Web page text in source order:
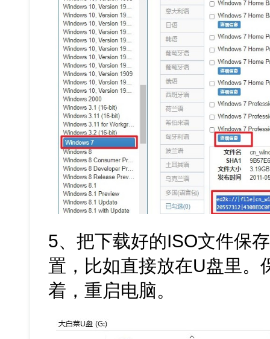
5、把下载好的ISO文件保
置，比如直接放在U盘里。
着，重启电脑。